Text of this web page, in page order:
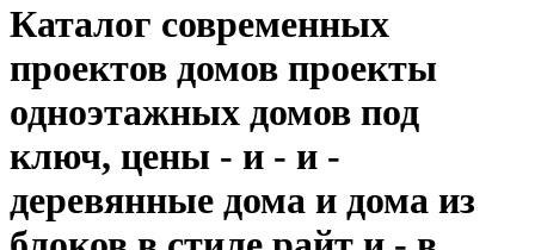
Каталог современных
проектов домов проекты
одноэтажных домов под
ключ, цены - и - и -
деревянные дома и дома из